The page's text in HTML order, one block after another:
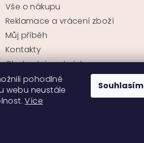
pohodlné
webu neustále
Více
Souhlasím
Vše o nákupu
Reklamace a vrácení zboží
Můj příběh
Kontakty
Obchodní podmínky
Ochrana soukromí